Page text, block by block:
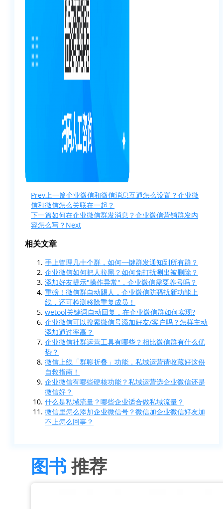
Prev 上一篇企业微信和微信消息互通怎么设置？企业微
信和微信怎么关联在一起？
下一篇如何在企业微信群发消息？企业微信营销群发内
容怎么写？ Next
相关文章
手上管理几十个群，如何一键群发通知到所有群？
企业微信如何把人拉黑？如何免打扰测出被删除？
添加好友提示"操作异常"，企业微信需要养号吗？
重磅！微信群自动踢人，企业微信防骚扰新功能上
线，还可检测移除重复成员！
wetool关键词自动回复，在企业微信群如何实现?
企业微信可以搜索微信号添加好友/客户吗？怎样主动
添加通过率高？
企业微信社群运营工具有哪些？相比微信群有什么优
势？
微信上线「群聊折叠」功能，私域运营请收藏好这份
自救指南！
企业微信有哪些硬核功能？私域运营选企业微信还是
微信好？
什么是私域流量？哪些企业适合做私域流量？
微信里怎么添加企业微信号？微信加企业微信好友加
不上怎么回事？
图书推荐